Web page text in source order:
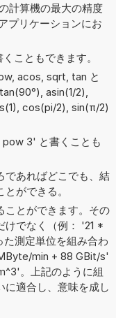
計算機の最大の精度
プリケーションにお
こともできます。
acos, sqrt, tan と
asin(1/2),
cos(pi/2), sin(π/2)
3' と書くことも
であればどこでも、結
ができる。
ことができます。その
けでなく（例： '21 *
測定単位を組み合わ
min + 88 GBit/s'
。上記のように組
に適合し、意味を成し